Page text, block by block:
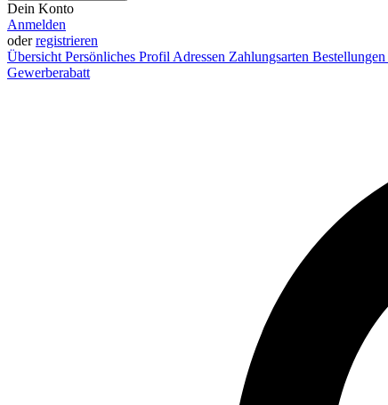
Dein Konto
Anmelden
oderregistrieren
Übersicht Persönliches Profil Adressen Zahlungsarten Bestellungen
Gewerberabatt